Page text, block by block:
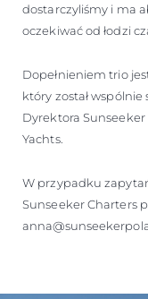
dostarczyliśmy i ma
oczekiwać od łodzi
Dopełnieniem trio jest
który został
Dyrektora
Yachts.
W przypadku
Sunseeker Charters